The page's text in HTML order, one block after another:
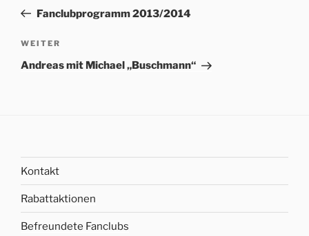
Beitrag
Fanclubprogramm 2013/2014
Nächster
Beitrag
WEITER
Andreas mit Michael „Buschmann“
Kontakt
Rabattaktionen
Befreundete Fanclubs